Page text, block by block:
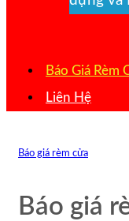
Báo Giá Rèm
Liên Hệ
Báo giá rèm cửa
Báo giá